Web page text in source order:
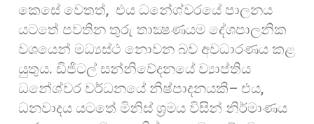
කෙසේ වෙතත්, එය ධනේශ්වරයේ පාලනය
යටතේ පවතින තුරු තාක්‍ෂණයම දේශපාලනික
වශයෙන් මධ්‍යස්ථ නොවන බව අවධාරණය කළ
යුතුය. ඩිජිටල් සන්නිවේදනයේ ව්‍යාප්තිය
ධනේශ්වර වර්ධනයේ නිෂ්පාදනයකි– එය,
ධනවාදය යටතේ මිනිස් ශ්‍රමය විසින් නිර්මාණය